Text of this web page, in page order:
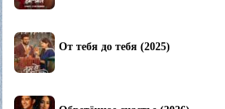
От тебя до тебя (2025)